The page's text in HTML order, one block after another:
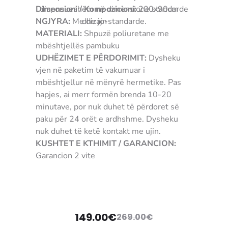
disponueshëm në dimensione standarde
dhe jo-standarde.
Dimensioni / Kompozicioni:200x90cm
NGJYRA: Me dizajn
MATERIALI: Shpuzë poliuretane me
mbështjellës pambuku
UDHËZIMET E PËRDORIMIT: Dysheku
vjen në paketim të vakumuar i
mbështjellur në mënyrë hermetike. Pas
hapjes, ai merr formën brenda 10-20
minutave, por nuk duhet të përdoret së
paku për 24 orët e ardhshme. Dysheku
nuk duhet të ketë kontakt me ujin.
KUSHTET E KTHIMIT / GARANCION:
Garancion 2 vite
269.00€
149.00€